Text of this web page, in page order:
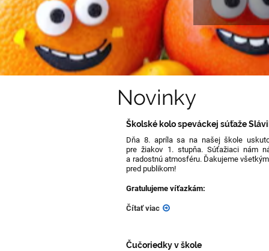
Novinky
Školské kolo speváckej súťaže
Dňa 8. apríla sa na našej škole
pre žiakov 1. stupňa. Súťažiaci nám
a radostnú atmosféru. Ďakujeme
pred publikom!
Gratulujeme víťazkám:
Čítať viac
Čučoriedky v škole